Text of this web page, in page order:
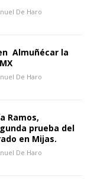
De Haro
Almuñécar la
De Haro
Ramos,
prueba del
en Mijas.
De Haro